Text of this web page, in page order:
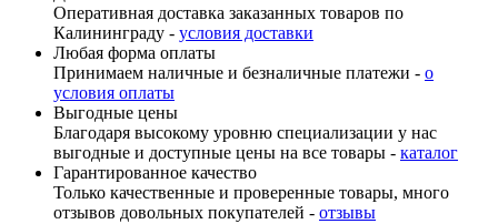
Оперативная доставка заказанных товаров по
Калининграду - условия доставки
Любая форма оплаты
Принимаем наличные и безналичные платежи - о
условия оплаты
Выгодные цены
Благодаря высокому уровню специализации у нас
выгодные и доступные цены на все товары - каталог
Гарантированное качество
Только качественные и проверенные товары, много
отзывов довольных покупателей - отзывы